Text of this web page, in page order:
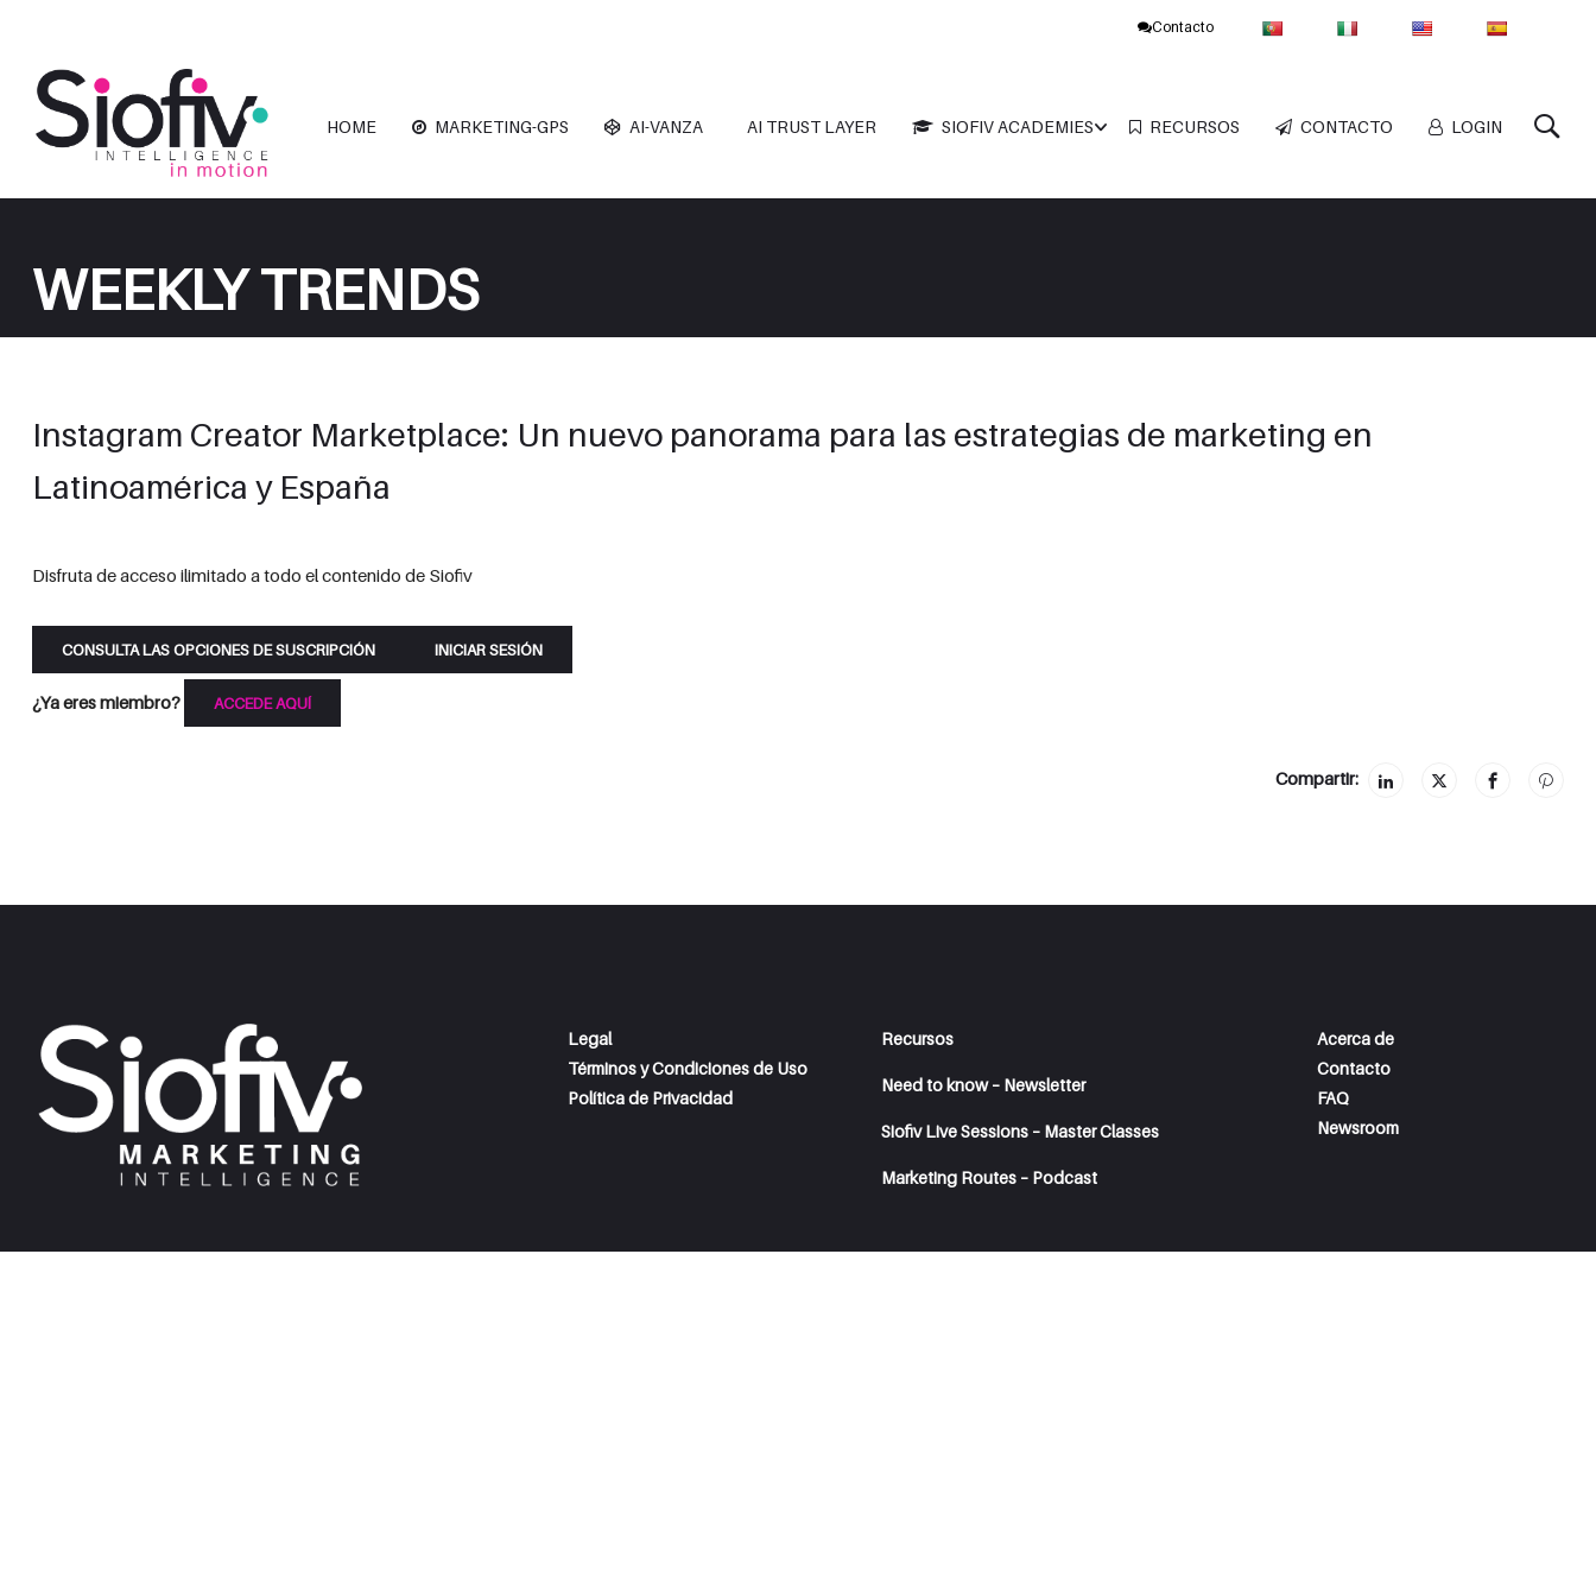
Contacto
HOME MARKETING-GPS AI-VANZA AI TRUST LAYER SIOFIV ACADEMIES RECURSOS CONTACTO LOGIN
WEEKLY TRENDS
Instagram Creator Marketplace: Un nuevo panorama para las estrategias de marketing en
Latinoamérica y España
Disfruta de acceso ilimitado a todo el contenido de Siofiv
CONSULTA LAS OPCIONES DE SUSCRIPCIÓN INICIAR SESIÓN
¿Ya eres miembro? ACCEDE AQUÍ
Compartir:
Legal
Términos y Condiciones de Uso
Política de Privacidad
Recursos
Need to know – Newsletter
Siofiv Live Sessions – Master Classes
Marketing Routes – Podcast
Acerca de
Contacto
FAQ
Newsroom